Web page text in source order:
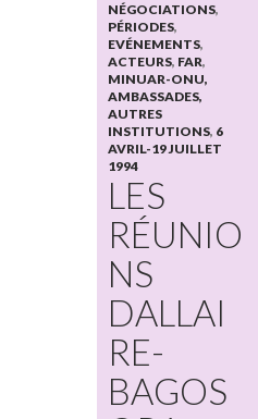
NÉGOCIATIONS,
PÉRIODES,
EVÉNEMENTS,
ACTEURS, FAR,
MINUAR-ONU,
AMBASSADES,
AUTRES
INSTITUTIONS, 6
AVRIL-19 JUILLET
1994
LES
RÉUNIO
NS
DALLAI
RE-
BAGOS